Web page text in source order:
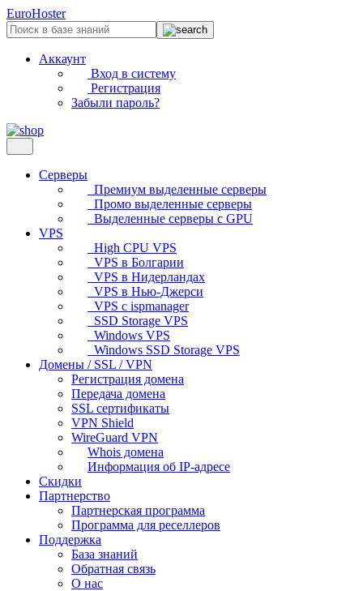
EuroHoster
Аккаунт
Вход в систему
Регистрация
Забыли пароль?
Серверы
Премиум выделенные серверы
Промо выделенные серверы
Выделенные серверы с GPU
VPS
High CPU VPS
VPS в Болгарии
VPS в Нидерландах
VPS в Нью-Джерси
VPS с ispmanager
SSD Storage VPS
Windows VPS
Windows SSD Storage VPS
Домены / SSL / VPN
Регистрация домена
Передача домена
SSL сертификаты
VPN Shield
WireGuard VPN
Whois домена
Информация об IP-адресе
Скидки
Партнерство
Партнерская программа
Программа для реселлеров
Поддержка
База знаний
Обратная связь
О нас